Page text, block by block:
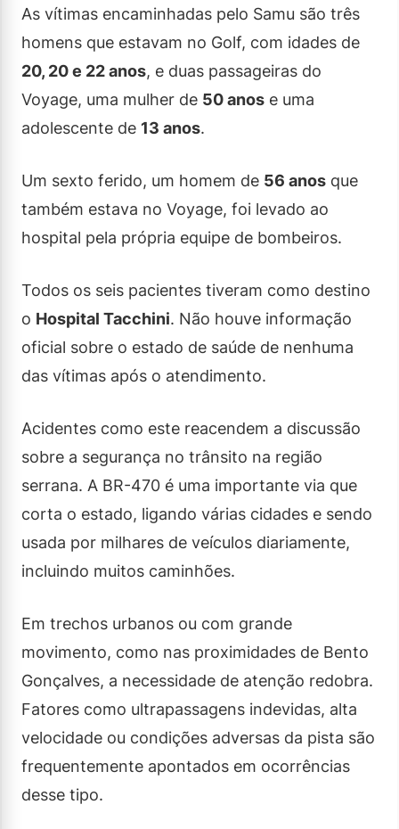
As vítimas encaminhadas pelo Samu são três
homens que estavam no Golf, com idades de
20, 20 e 22 anos, e duas passageiras do
Voyage, uma mulher de 50 anos e uma
adolescente de 13 anos.
Um sexto ferido, um homem de 56 anos que
também estava no Voyage, foi levado ao
hospital pela própria equipe de bombeiros.
Todos os seis pacientes tiveram como destino
o Hospital Tacchini. Não houve informação
oficial sobre o estado de saúde de nenhuma
das vítimas após o atendimento.
Acidentes como este reacendem a discussão
sobre a segurança no trânsito na região
serrana. A BR-470 é uma importante via que
corta o estado, ligando várias cidades e sendo
usada por milhares de veículos diariamente,
incluindo muitos caminhões.
Em trechos urbanos ou com grande
movimento, como nas proximidades de Bento
Gonçalves, a necessidade de atenção redobra.
Fatores como ultrapassagens indevidas, alta
velocidade ou condições adversas da pista são
frequentemente apontados em ocorrências
desse tipo.